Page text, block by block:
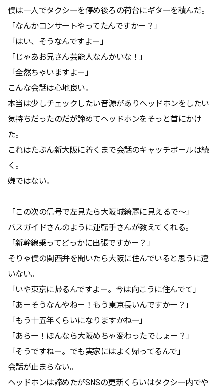
僕は一人でタクシーを停め後ろの荷台にギターを積んだ。
「なんかコンサートやってたんですかー？」
「はい、そうなんですよー」
「じゃあお兄さん芸能人なんかいな！」
「全然ちゃいますよー」
こんな会話は心地良い。
本当は少しチェックしたい音源がありヘッドホンをしたい
気持ちだったのだが諦めてヘッドホンをそっと首にかけ
た。
これはたぶん新大阪に着くまで会話のキャッチボールは続
く。
嫌ではない。
「この次の信号で左見たら大阪城綺麗に見えるで～」
バスガイドさんのように運転手さんが教えてくれる。
「新幹線乗ってどっかに出張ですかー？」
そりゃ僕の関西弁を聞いたら大阪に住んでいると思うに違
いない。
「いや東京に帰るんですよー。今は向こうに住んでて」
「あーそうなんやねー！もう東京長いんですかー？」
「もう十五年くらいになりますかねー」
「あらー！ほんなら大阪めちゃ変わったでしょー？」
「そうですねー。でも実家にはよく帰ってるんで」
会話が止まらない。
ヘッドホンは諦めたがSNSの更新くらいはタクシー内でや